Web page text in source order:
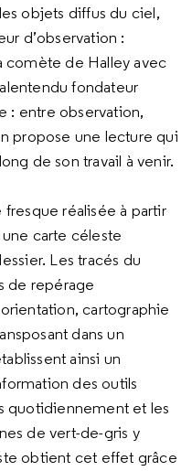
objets diffus du ciel,
d’observation :
comète de Halley avec
fondateur
: entre observation,
propose une lecture qui
de son travail à venir.
réalisée à partir
carte céleste
Les tracés du
de repérage
cartographie
dans un
ainsi un
des outils
quotidiennement et les
de vert-de-gris y
obtient cet effet grâce